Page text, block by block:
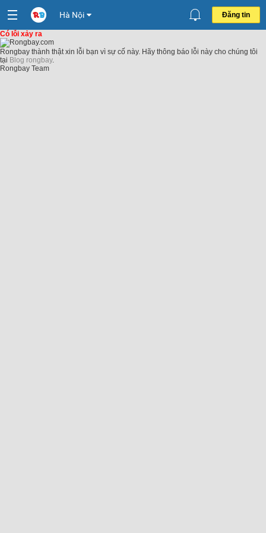
Hà Nội Đăng tin
Có lỗi xảy ra
Rongbay thành thật xin lỗi bạn vì sự cố này. Hãy thông báo lỗi này cho chúng tôi
tại Blog rongbay.
Rongbay Team